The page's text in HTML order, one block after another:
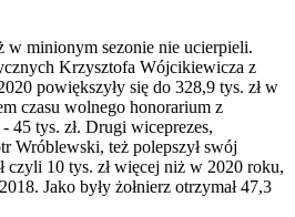
w minionym sezonie nie ucierpieli.
Krzysztofa Wójcikiewicza z
powiększyły się do 328,9 tys. zł w
czasu wolnego honorarium z
tys. zł. Drugi wiceprezes,
Wróblewski, też polepszył swój
czyli 10 tys. zł więcej niż w 2020 roku,
Jako były żołnierz otrzymał 47,3